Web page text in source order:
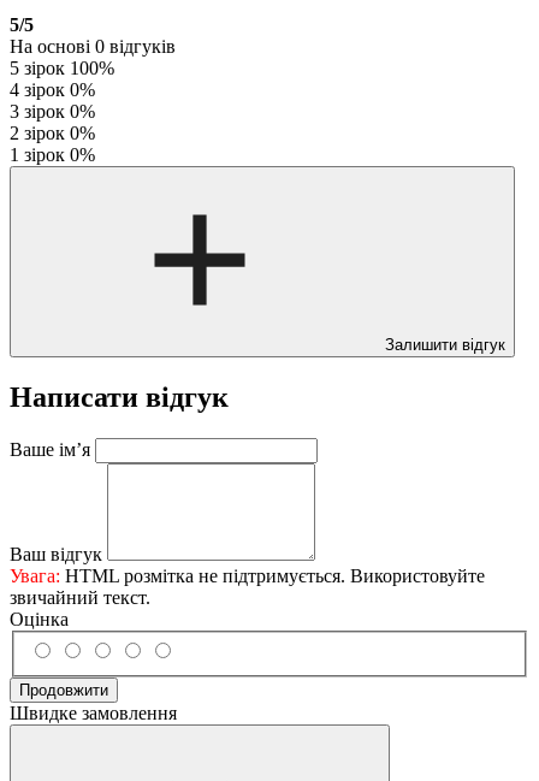
5/5
На основі 0 відгуків
5 зірок 100%
4 зірок 0%
3 зірок 0%
2 зірок 0%
1 зірок 0%
Залишити відгук
Написати відгук
Ваше ім’я
Ваш відгук
Увага: HTML розмітка не підтримується. Використовуйте
звичайний текст.
Оцінка
Продовжити
Швидке замовлення